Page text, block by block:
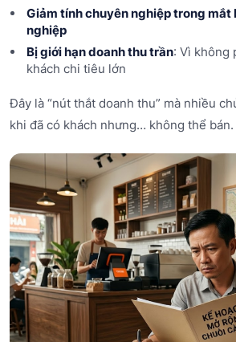
Giảm tính chuyên nghiệp trong mắt
nghiệp
Bị giới hạn doanh thu trần: Vì không
khách chi tiêu lớn
Đây là “nút thắt doanh thu” mà nhiều
khi đã có khách nhưng… không thể bán.